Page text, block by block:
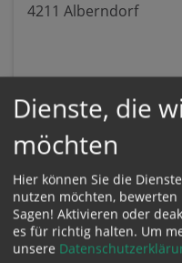
4211 Alberndorf
Karte:
Dienste, die
möchten
Hier können Sie die
nutzen möchten,
Sagen! Aktivieren oder
es für richtig halten. Um
unsere